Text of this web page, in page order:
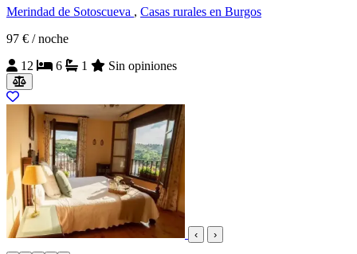
Merindad de Sotoscueva , Casas rurales en Burgos
97 € / noche
12
6 1 Sin opiniones
‹ ›